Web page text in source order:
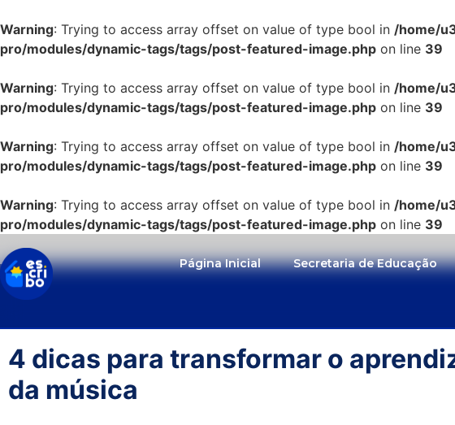
Warning: Trying to access array offset on value of type bool in /home/
pro/modules/dynamic-tags/tags/post-featured-image.php on line 39
Warning: Trying to access array offset on value of type bool in /home/
pro/modules/dynamic-tags/tags/post-featured-image.php on line 39
Warning: Trying to access array offset on value of type bool in /home/
pro/modules/dynamic-tags/tags/post-featured-image.php on line 39
Warning: Trying to access array offset on value of type bool in /home/
pro/modules/dynamic-tags/tags/post-featured-image.php on line 39
Página Inicial Secretaria de Educação
4 dicas para transformar o
da música